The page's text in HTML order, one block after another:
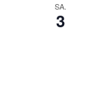
SA.
3